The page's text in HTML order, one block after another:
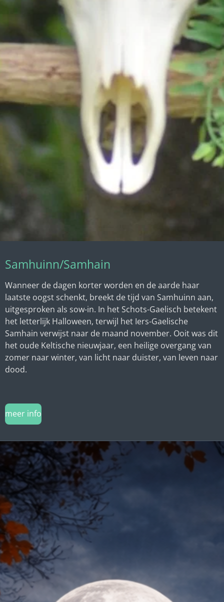
Samhuinn/Samhain
Wanneer de dagen korter worden en de aarde haar
laatste oogst schenkt, breekt de tijd van Samhuinn aan,
uitgesproken als sow-in. In het Schots-Gaelisch betekent
het letterlijk Halloween, terwijl het Iers-Gaelische
Samhain verwijst naar de maand november. Ooit was dit
het oude Keltische nieuwjaar, een heilige overgang van
zomer naar winter, van licht naar duister, van leven naar
dood.
meer info